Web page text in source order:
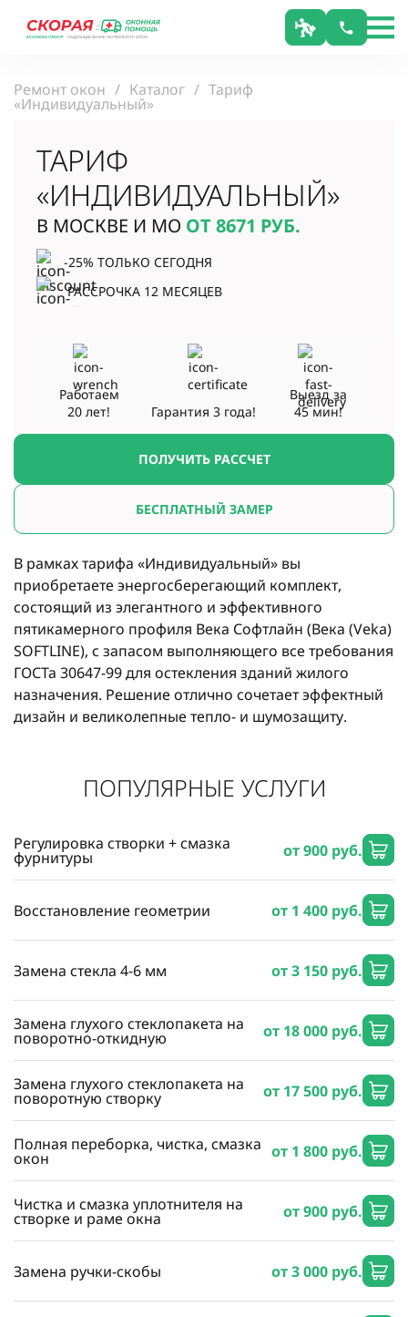
Ремонт окон Каталог Тариф
«Индивидуальный»
ТАРИФ
«ИНДИВИДУАЛЬНЫЙ»
В МОСКВЕ И МО ОТ 8671 РУБ.
-25% ТОЛЬКО СЕГОДНЯ
РАССРОЧКА 12 МЕСЯЦЕВ
ПОЛУЧИТЬ РАССЧЕТ
БЕСПЛАТНЫЙ ЗАМЕР
Работаем
20 лет!
Гарантия3 года!
Выезд за
45 мин!
В рамках тарифа «Индивидуальный» вы
приобретаете энергосберегающий комплект,
состоящий из элегантного и эффективного
пятикамерного профиля Века Софтлайн (Века (Veka)
SOFTLINE), с запасом выполняющего все требования
ГОСТа 30647-99 для остекления зданий жилого
назначения. Решение отлично сочетает эффектный
дизайн и великолепные тепло- и шумозащиту.
ПОПУЛЯРНЫЕ УСЛУГИ
Регулировка створки + смазка
фурнитуры от 900 руб.
Восстановление геометрии от 1 400 руб.
Замена стекла 4-6 мм от 3 150 руб.
Замена глухого стеклопакета на
поворотно-откидную от 18 000 руб.
Замена глухого стеклопакета на
поворотную створку от 17 500 руб.
Полная переборка, чистка, смазка
окон от 1 800 руб.
Чистка и смазка уплотнителя на
створке и раме окна от 900 руб.
Замена ручки-скобы от 3 000 руб.